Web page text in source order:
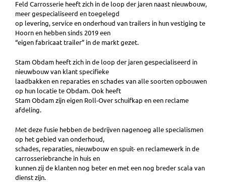
Feld Carrosserie heeft zich in de loop der jaren naast nieuwbouw,
meer gespecialiseerd en toegelegd
op levering, service en onderhoud van trailers in hun vestiging te
Hoorn en hebben sinds 2019 een
“eigen fabricaat trailer” in de markt gezet.
Stam Obdam heeft zich in de loop der jaren gespecialiseerd in
nieuwbouw van klant specifieke
laadbakken en reparaties en schades van alle soorten opbouwen
op hun locatie te Obdam. Ook heeft
Stam Obdam zijn eigen Roll-Over schuifkap en een reclame
afdeling.
Met deze fusie hebben de bedrijven nagenoeg alle specialismen
op het gebied van onderhoud,
schades, reparaties, nieuwbouw en spuit- en reclamewerk in de
carrosseriebranche in huis en
kunnen zij de klanten nog beter en met een nog breder scala van
dienst zijn.